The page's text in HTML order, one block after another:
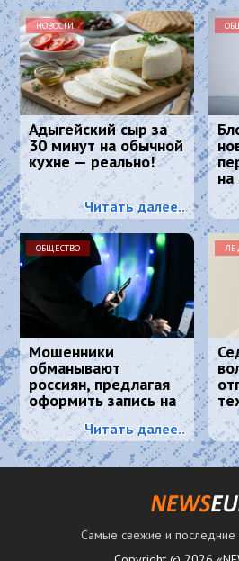
НОВОСТИ
Адыгейский сыр за
30 минут на обычной
кухне — реально!
Читать далее..
на
ОБЩЕСТВО
Мошенники
обманывают
россиян, предлагая
оформить запись на
диспансеризацию
Читать далее..
Самые свежие и последние